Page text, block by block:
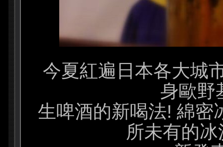
今夏紅遍日本各大城
身歐野
生啤酒的新喝法! 綿密
所未有的